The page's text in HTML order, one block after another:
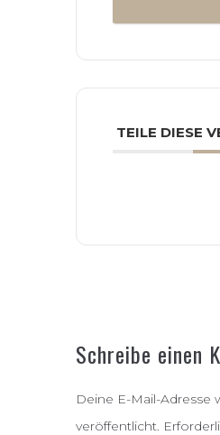
TEILE DIESE
Schreibe einen
Deine E-Mail-Adresse
veröffentlicht.